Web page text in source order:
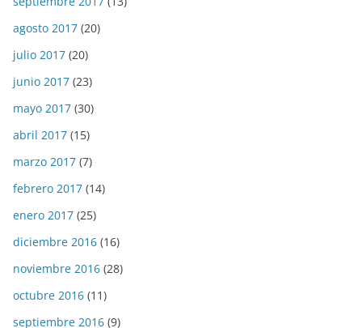
agosto 2017 (20)
julio 2017 (20)
junio 2017 (23)
mayo 2017 (30)
abril 2017 (15)
marzo 2017 (7)
febrero 2017 (14)
enero 2017 (25)
diciembre 2016 (16)
noviembre 2016 (28)
octubre 2016 (11)
septiembre 2016 (9)